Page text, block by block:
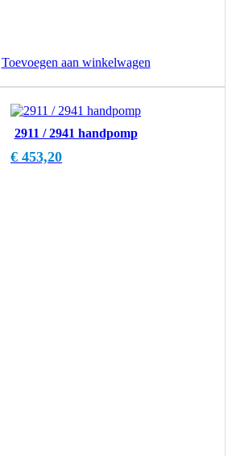
Toevoegen aan winkelwagen
2911 / 2941 handpomp
€ 453,20